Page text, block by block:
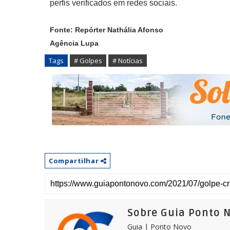
perfis verificados em redes sociais.
Fonte: Repórter Nathália Afonso
Agência Lupa
Tags # Golpes # Notícias
Compartilhar
Sobre Guia Ponto
Guia | Ponto Novo